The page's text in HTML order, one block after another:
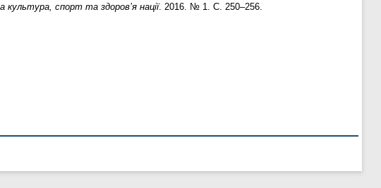
культура, спорт та здоров’я нації. 2016. № 1. С. 250–256.